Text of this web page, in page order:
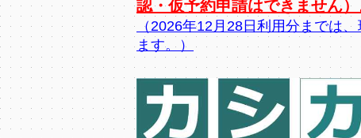
認・仮予約申請はできません）
（2026年12月28日利用分までは
ます。）